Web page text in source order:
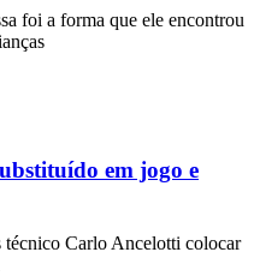
foi a forma que ele encontrou
em jogo e
técnico Carlo Ancelotti colocar